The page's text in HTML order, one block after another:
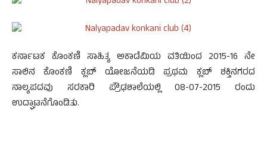
ಕರ್ನಾಟಕ ಕೊಂಕಣಿ ಸಾಹಿತ್ಯ ಅಕಾಡೆಮಿಯ ವತಿಯಿಂದ 2015-16 ನೇ
ಸಾಲಿನ ಕೊಂಕಣಿ ಕ್ಲಬ್ ಯೋಜನೆಯಡಿ ಪ್ರಥಮ ಕ್ಲಬ್ ಶಕ್ತಿನಗರದ
ನಾಲ್ಯಪದವು ಸರಕಾರಿ ಪ್ರೌಢಶಾಲೆಯಲ್ಲಿ 08-07-2015 ರಂದು
ಉದ್ಘಾಟನೆಗೊಂಡಿತು.